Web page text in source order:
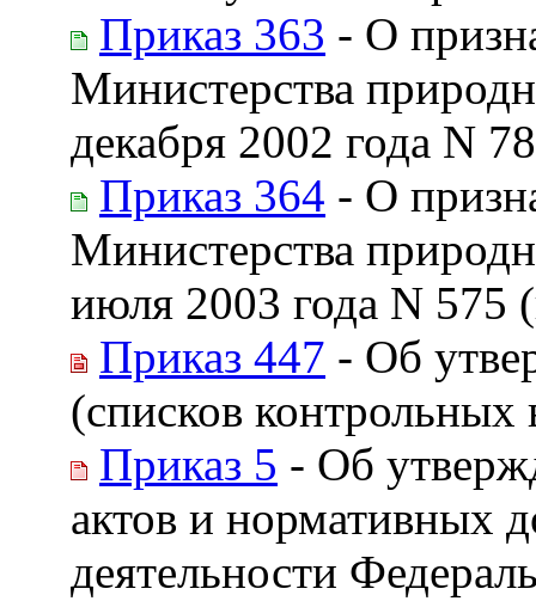
Приказ 363 - О
Министерства
декабря 2002 года N
Приказ 364 - О
Министерства
июля 2003 года N 575
Приказ 447 - Об
(списков контрольных
Приказ 5 - Об
актов и нормативных
деятельности